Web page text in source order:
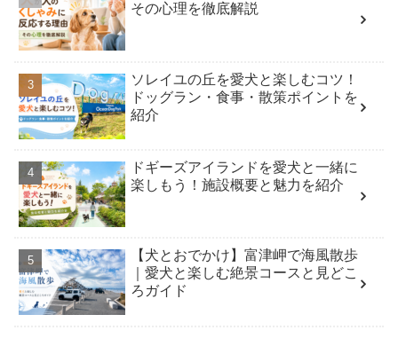
その心理を徹底解説
ソレイユの丘を愛犬と楽しむコツ！
ドッグラン・食事・散策ポイントを
紹介
ドギーズアイランドを愛犬と一緒に
楽しもう！施設概要と魅力を紹介
【犬とおでかけ】富津岬で海風散歩
｜愛犬と楽しむ絶景コースと見どこ
ろガイド